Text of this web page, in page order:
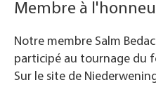
Membre à
Notre membre Salm
participé au tournage du
Sur le site de